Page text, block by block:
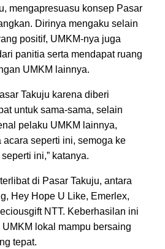
mengapresuasu konsep Pasar
Dirinya mengaku selain
positif, UMKM-nya juga
panitia serta mendapat ruang
UMKM lainnya.
Takuju karena diberi
untuk sama-sama, selain
pelaku UMKM lainnya,
seperti ini, semoga ke
ini,” katanya.
di Pasar Takuju, antara
Hey Hope U Like, Emerlex,
NTT. Keberhasilan ini
lokal mampu bersaing
tepat.